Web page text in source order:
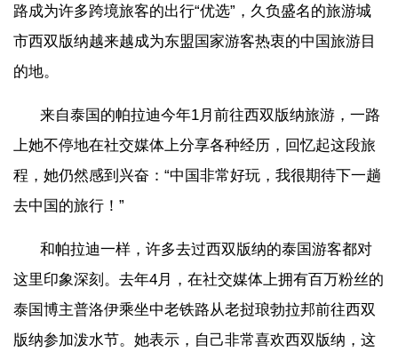
路成为许多跨境旅客的出行“优选”，久负盛名的旅游城
市西双版纳越来越成为东盟国家游客热衷的中国旅游目
的地。
来自泰国的帕拉迪今年1月前往西双版纳旅游，一路
上她不停地在社交媒体上分享各种经历，回忆起这段旅
程，她仍然感到兴奋：“中国非常好玩，我很期待下一趟
去中国的旅行！”
和帕拉迪一样，许多去过西双版纳的泰国游客都对
这里印象深刻。去年4月，在社交媒体上拥有百万粉丝的
泰国博主普洛伊乘坐中老铁路从老挝琅勃拉邦前往西双
版纳参加泼水节。她表示，自己非常喜欢西双版纳，这